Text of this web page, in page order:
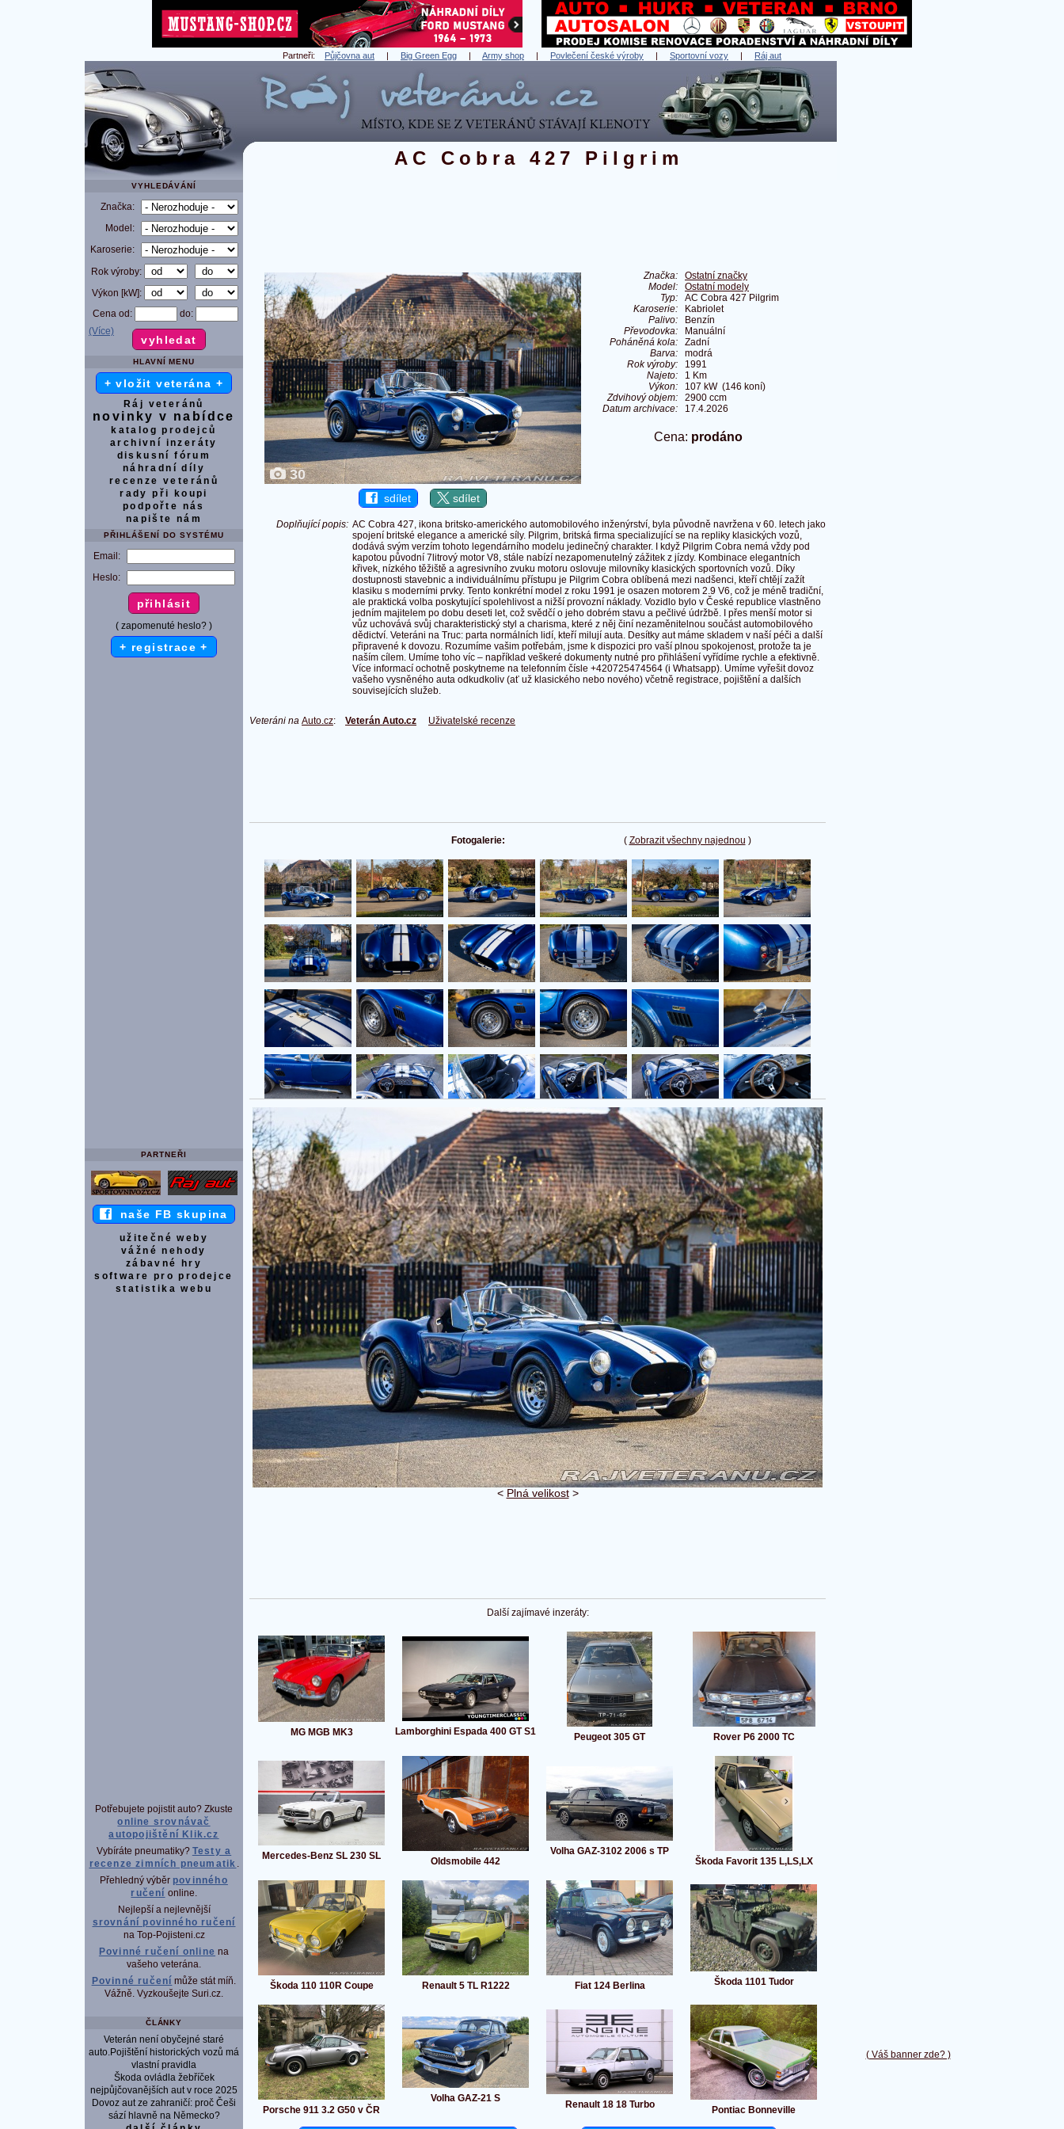
Partneři: Půjčovna aut | Big Green Egg | Army shop | Povlečení české výroby | Sportovní vozy | Ráj aut
( Váš banner zde? )
AC Cobra 427 Pilgrim
VYHLEDÁVÁNÍ
Značka:
Model:
Karoserie:
Rok výroby:
Výkon [kW]:
Cena od:
do:
(Více)
HLAVNÍ MENU
+ vložit veterána +
Ráj veteránů
novinky v nabídce
katalog prodejců
archivní inzeráty
diskusní fórum
náhradní díly
recenze veteránů
rady při koupi
podpořte nás
napište nám
PŘIHLÁŠENÍ DO SYSTÉMU
Email:
Heslo:
( zapomenuté heslo? )
+ registrace +
PARTNEŘI
naše FB skupina
užitečné weby
vážné nehody
zábavné hry
software pro prodejce
statistika webu
Potřebujete pojistit auto? Zkuste
online srovnávač
autopojištění Klik.cz
Vybíráte pneumatiky? Testy a
recenze zimních pneumatik .
Přehledný výběr povinného
ručení online.
Nejlepší a nejlevnější
srovnání povinného ručení
na Top-Pojisteni.cz
Povinné ručení online na
vašeho veterána.
Povinné ručení může stát míň.
Vážně. Vyzkoušejte Suri.cz.
ČLÁNKY
Veterán není obyčejné staré
auto.Pojištění historických vozů má
vlastní pravidla
Škoda ovládla žebříček
nejpůjčovanějších aut v roce 2025
Dovoz aut ze zahraničí: proč Češi
sází hlavně na Německo?
30
sdílet sdílet
Značka:
Ostatní značky
Model:
Ostatní modely
Typ:
AC Cobra 427 Pilgrim
Karoserie:
Kabriolet
Palivo:
Benzín
Převodovka:
Manuální
Poháněná kola:
Zadní
Barva:
modrá
Rok výroby:
1991
Najeto:
1 Km
Výkon:
107 kW (146 koní)
Zdvihový objem:
2900 ccm
Datum archivace:
17.4.2026
Cena: prodáno
Doplňující popis: AC Cobra 427, ikona britsko-amerického automobilového inženýrství, byla původně navržena v 60. letech jako
spojení britské elegance a americké síly. Pilgrim, britská firma specializující se na repliky klasických vozů,
dodává svým verzím tohoto legendárního modelu jedinečný charakter. I když Pilgrim Cobra nemá vždy pod
kapotou původní 7litrový motor V8, stále nabízí nezapomenutelný zážitek z jízdy. Kombinace elegantních
křivek, nízkého těžiště a agresivního zvuku motoru oslovuje milovníky klasických sportovních vozů. Díky
dostupnosti stavebnic a individuálnímu přístupu je Pilgrim Cobra oblíbená mezi nadšenci, kteří chtějí zažít
klasiku s moderními prvky. Tento konkrétní model z roku 1991 je osazen motorem 2.9 V6, což je méně tradiční,
ale praktická volba poskytující spolehlivost a nižší provozní náklady. Vozidlo bylo v České republice vlastněno
jedním majitelem po dobu deseti let, což svědčí o jeho dobrém stavu a pečlivé údržbě. I přes menší motor si
vůz uchovává svůj charakteristický styl a charisma, které z něj činí nezaměnitelnou součást automobilového
dědictví. Veteráni na Truc: parta normálních lidí, kteří milují auta. Desítky aut máme skladem v naší péči a další
připravené k dovozu. Rozumíme vašim potřebám, jsme k dispozici pro vaší plnou spokojenost, protože ta je
naším cílem. Umíme toho víc – například veškeré dokumenty nutné pro přihlášení vyřídíme rychle a efektivně.
Více informací ochotně poskytneme na telefonním čísle +420725474564 (i Whatsapp). Umíme vyřešit dovoz
vašeho vysněného auta odkudkoliv (ať už klasického nebo nového) včetně registrace, pojištění a dalších
souvisejících služeb.
Veteráni na Auto.cz: Veterán Auto.cz Uživatelské recenze
( Zobrazit všechny najednou )
Fotogalerie:
< Plná velikost>
Další zajímavé inzeráty:
MG MGB MK3 Lamborghini Espada 400 GT S1 Peugeot 305 GT Rover P6 2000 TC
Mercedes-Benz SL 230 SL Oldsmobile 442
Volha GAZ-3102 2006 s TP
Škoda Favorit 135 L,LS,LX
Škoda 110 110R Coupe Renault 5 TL R1222 Fiat 124 Berlina Škoda 1101 Tudor
Porsche 911 3.2 G50 v ČR
Volha GAZ-21 S
Renault 18 18 Turbo Pontiac Bonneville